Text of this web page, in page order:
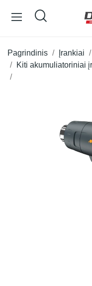
Pagrindinis Įrankiai
Kiti akumuliatoriniai